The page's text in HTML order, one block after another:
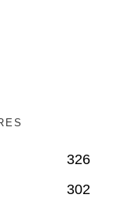
326
302